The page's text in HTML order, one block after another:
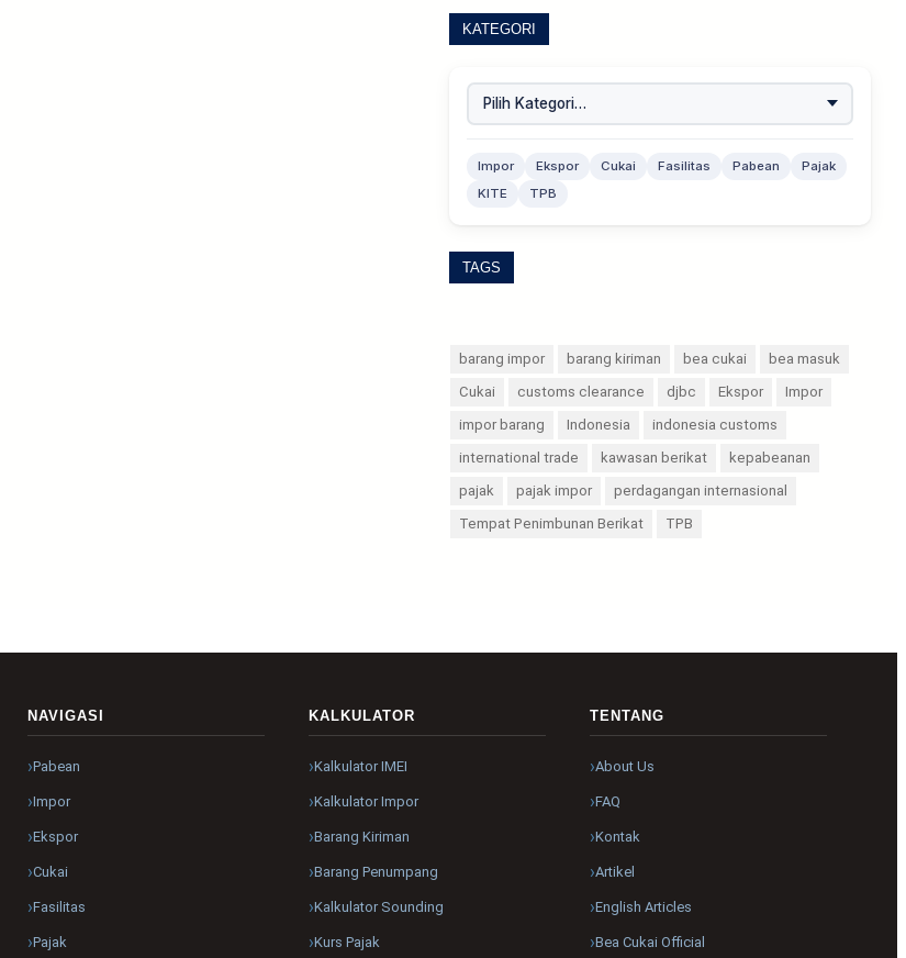
KATEGORI
Impor Ekspor Cukai Fasilitas Pabean
Pajak
KITE
TPB
TAGS
barang impor barang kiriman bea cukai
bea masuk
Cukai
customs clearance djbc Ekspor
Impor
impor barang
Indonesia
indonesia customs
international trade
kawasan berikat
kepabeanan
pajak
pajak impor
perdagangan internasional
Tempat Penimbunan Berikat
TPB
NAVIGASI
Pabean
Impor
Ekspor
Cukai
Fasilitas
Pajak
KALKULATOR
Kalkulator IMEI
Kalkulator Impor
Barang Kiriman
Barang Penumpang
Kalkulator Sounding
Kurs Pajak
TENTANG
About Us
FAQ
Kontak
Artikel
English Articles
Bea Cukai Official